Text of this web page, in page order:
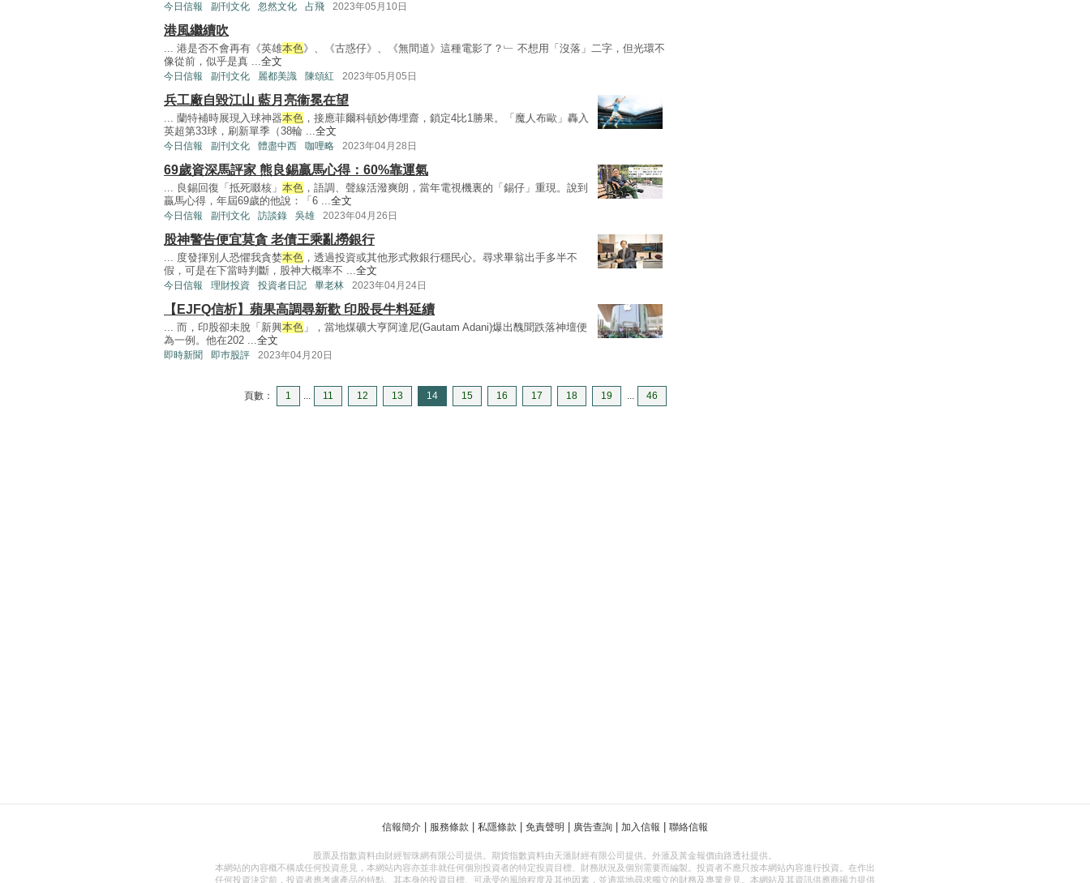
今日信報 副刊文化 忽然文化 占飛 2023年05月10日
港風繼續吹
... 港是否不會再有《英雄本色》、《古惑仔》、《無間道》這種電影了？﹂ 不想用「沒落」二字，但光環不
像從前，似乎是真 ...全文
今日信報 副刊文化 麗都美識 陳頌紅 2023年05月05日
兵工廠自毀江山 藍月亮衞冕在望
... 蘭特補時展現入球神器本色 ，接應菲爾科頓妙傳埋齋，鎖定4比1勝果。「魔人布歐」轟入
英超第33球，刷新單季（38輪 ...全文
今日信報 副刊文化 體盡中西 咖哩略 2023年04月28日
69歲資深馬評家 熊良錫贏馬心得：60%靠運氣
... 良錫回復「抵死啜核」 本色 ，語調、聲線活潑爽朗，當年電視機裏的「錫仔」重現。說到
贏馬心得，年屆69歲的他說：「6 ...全文
今日信報 副刊文化 訪談錄 吳雄 2023年04月26日
股神警告便宜莫貪 老債王乘亂撈銀行
... 度發揮別人恐懼我貪婪本色 ，透過投資或其他形式救銀行穩民心。尋求畢翁出手多半不
假，可是在下當時判斷，股神大概率不 ...全文
今日信報 理財投資 投資者日記 畢老林 2023年04月24日
【EJFQ信析】蘋果高調尋新歡 印股長牛料延續
... 而，印股卻未脫「新興本色 」，當地煤礦大亨阿達尼(Gautam Adani)爆出醜聞跌落神壇便
為一例。他在202 ...全文
即時新聞 即巿股評 2023年04月20日
頁數： 1 ... 11 12 13 14 15 16 17 18 19 ... 46
信報簡介 服務條款 私隱條款 免責聲明 廣告查詢 加入信報 聯絡信報
股票及指數資料由財經智珠網有限公司提供。期貨指數資料由天滙財經有限公司提供。外滙及黃金報價由路透社提供。
本網站的內容概不構成任何投資意見，本網站內容亦並非就任何個別投資者的特定投資目標、財務狀況及個別需要而編製。投資者不應只按本網站內容進行投資。在作出
任何投資決定前，投資者應考慮產品的特點、其本身的投資目標、可承受的風險程度及其他因素，並適當地尋求獨立的財務及專業意見。本網站及其資訊供應商竭力提供